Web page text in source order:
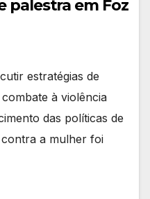
palestra em Foz
estratégias de
à violência
das políticas de
a mulher foi